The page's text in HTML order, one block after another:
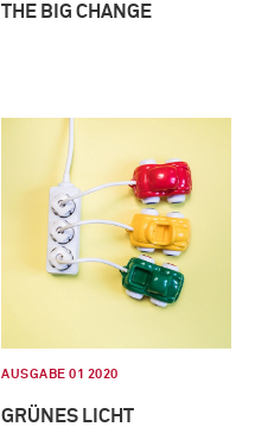
THE BIG CHANGE
AUSGABE 01 2020
GRÜNES LICHT